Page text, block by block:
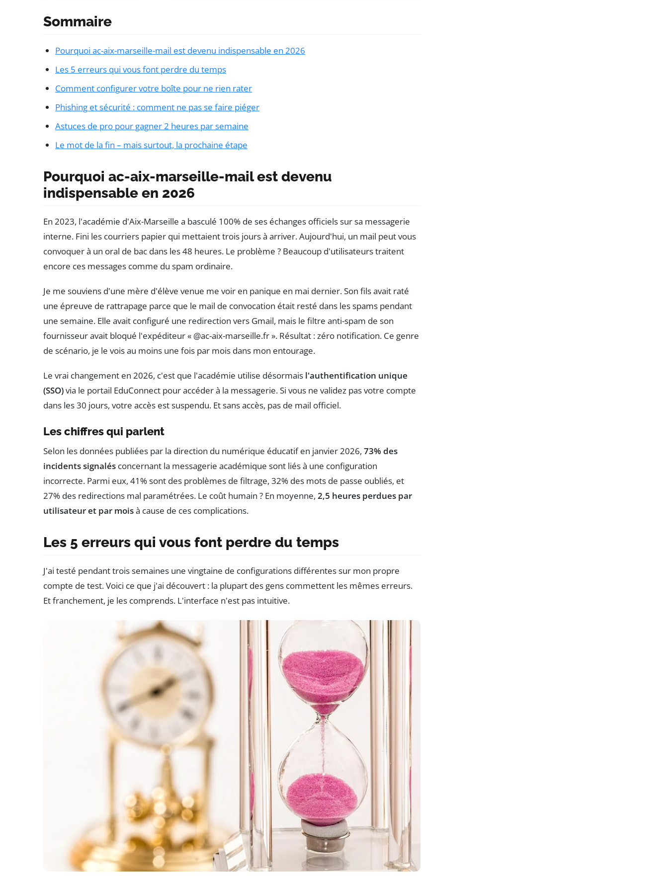
Sommaire
Pourquoi ac-aix-marseille-mail est devenu indispensable en 2026
Les 5 erreurs qui vous font perdre du temps
Comment configurer votre boîte pour ne rien rater
Phishing et sécurité : comment ne pas se faire piéger
Astuces de pro pour gagner 2 heures par semaine
Le mot de la fin – mais surtout, la prochaine étape
Pourquoi ac-aix-marseille-mail est devenu
indispensable en 2026
En 2023, l'académie d'Aix-Marseille a basculé 100% de ses échanges officiels sur sa messagerie
interne. Fini les courriers papier qui mettaient trois jours à arriver. Aujourd'hui, un mail peut vous
convoquer à un oral de bac dans les 48 heures. Le problème ? Beaucoup d'utilisateurs traitent
encore ces messages comme du spam ordinaire.
Je me souviens d'une mère d'élève venue me voir en panique en mai dernier. Son fils avait raté
une épreuve de rattrapage parce que le mail de convocation était resté dans les spams pendant
une semaine. Elle avait configuré une redirection vers Gmail, mais le filtre anti-spam de son
fournisseur avait bloqué l'expéditeur « @ac-aix-marseille.fr ». Résultat : zéro notification. Ce genre
de scénario, je le vois au moins une fois par mois dans mon entourage.
Le vrai changement en 2026, c'est que l'académie utilise désormais l'authentification unique
(SSO)via le portail EduConnect pour accéder à la messagerie. Si vous ne validez pas votre compte
dans les 30 jours, votre accès est suspendu. Et sans accès, pas de mail officiel.
Les chiffres qui parlent
Selon les données publiées par la direction du numérique éducatif en janvier 2026, 73% des
incidents signalés concernant la messagerie académique sont liés à une configuration
incorrecte. Parmi eux, 41% sont des problèmes de filtrage, 32% des mots de passe oubliés, et
27% des redirections mal paramétrées. Le coût humain ? En moyenne, 2,5 heures perdues par
utilisateur et par moisà cause de ces complications.
Les 5 erreurs qui vous font perdre du temps
J'ai testé pendant trois semaines une vingtaine de configurations différentes sur mon propre
compte de test. Voici ce que j'ai découvert : la plupart des gens commettent les mêmes erreurs.
Et franchement, je les comprends. L'interface n'est pas intuitive.